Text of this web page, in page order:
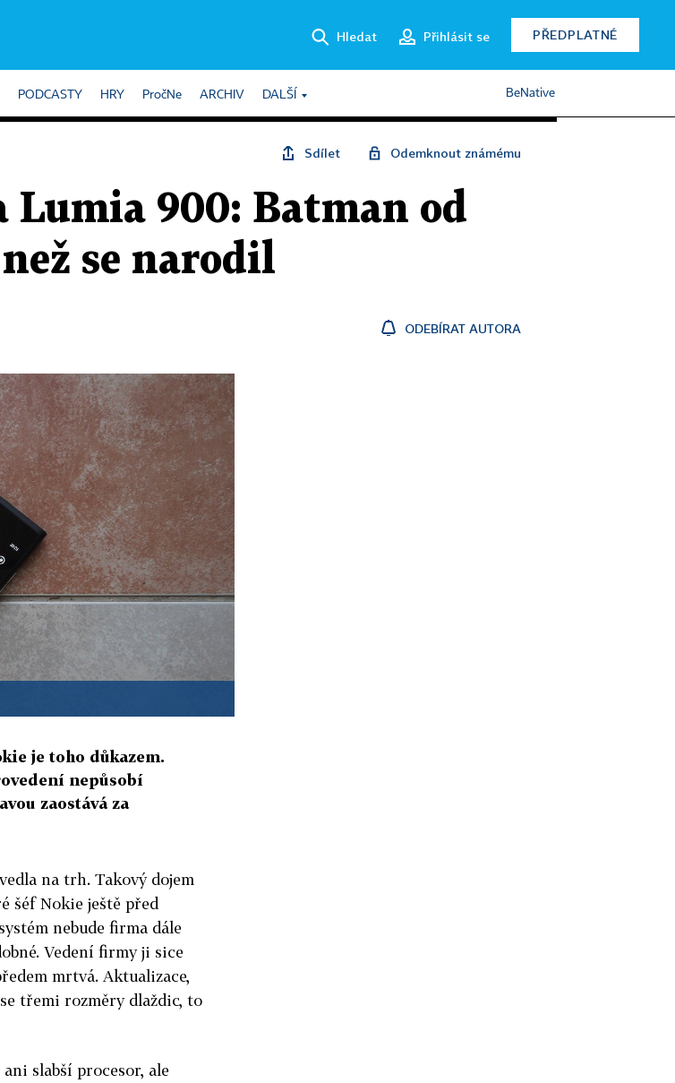
Hledat Přihlásit se PŘEDPLATNÉ
PODCASTY HRY PročNe ARCHIV DALŠÍ BeNative
Sdílet Odemknout známému
Lumia 900: Batman od
se narodil
ODEBÍRAT AUTORA
je toho důkazem.
nepůsobí
zaostává za
na trh. Takový dojem
šéf Nokie ještě před
nebude firma dále
Vedení firmy ji sice
mrtvá. Aktualizace,
třemi rozměry dlaždic, to
slabší procesor, ale